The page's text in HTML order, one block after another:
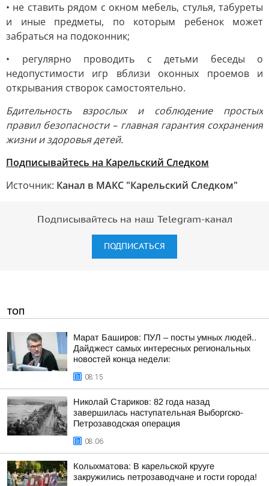
• не ставить рядом с окном мебель, стулья, табуреты
и иные предметы, по которым ребенок может
забраться на подоконник;
• регулярно проводить с детьми беседы о
недопустимости игр вблизи оконных проемов и
открывания створок самостоятельно.
Бдительность взрослых и соблюдение простых
правил безопасности – главная гарантия сохранения
жизни и здоровья детей.
Подписывайтесь на Карельский Следком
Источник: Канал в МАКС "Карельский Следком"
Подписывайтесь на наш Telegram-канал
ПОДПИСАТЬСЯ
ТОП
Марат Баширов: ПУЛ – посты умных людей..
Дайджест самых интересных региональных
новостей конца недели:
08:15
Николай Стариков: 82 года назад
завершилась наступательная Выборгско-
Петрозаводская операция
08:06
Колыхматова: В карельской крууге
закружились петрозаводчане и гости города!